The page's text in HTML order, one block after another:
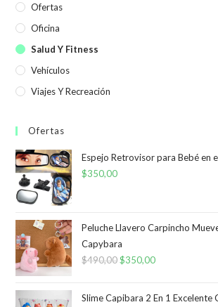
Ofertas
Oficina
Salud Y Fitness
Vehículos
Viajes Y Recreación
Ofertas
Espejo Retrovisor para Bebé en
$350,00
Peluche Llavero Carpincho
Capybara
$490,00El
original
$350,00El
actual
Slime Capibara 2 En 1 Excelente